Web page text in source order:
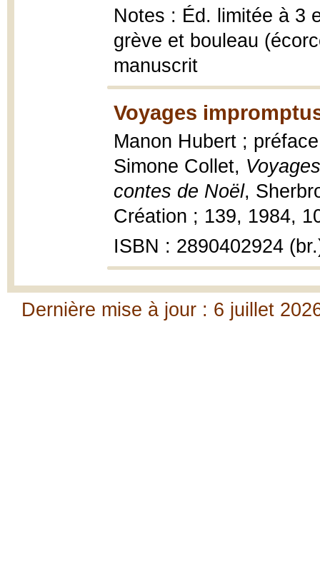
Notes : Éd. limitée à 3
grève et bouleau
manuscrit
Voyages
Manon Hubert ;
Simone Collet,
contes de Noël,
Création ; 139, 1984,
ISBN : 2890402924
Dernière mise à jour : 6 juillet